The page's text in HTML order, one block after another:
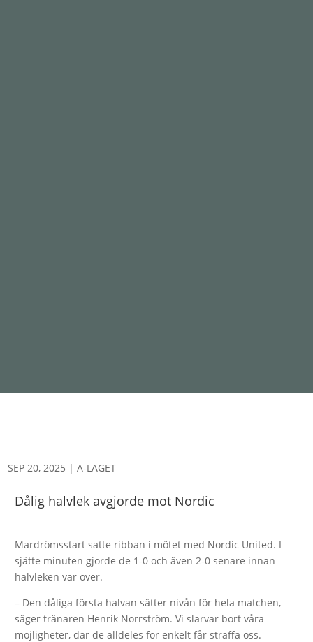
SEP 20, 2025 |A-LAGET
Dålig halvlek avgjorde mot Nordic
Mardrömsstart satte ribban i mötet med Nordic United. I
sjätte minuten gjorde de 1-0 och även 2-0 senare innan
halvleken var över.
– Den dåliga första halvan sätter nivån för hela matchen,
säger tränaren Henrik Norrström. Vi slarvar bort våra
möjligheter, där de alldeles för enkelt får straffa oss.